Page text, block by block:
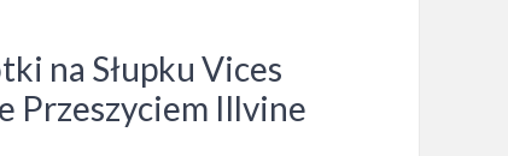
na Słupku Vices
Przeszyciem Illvine